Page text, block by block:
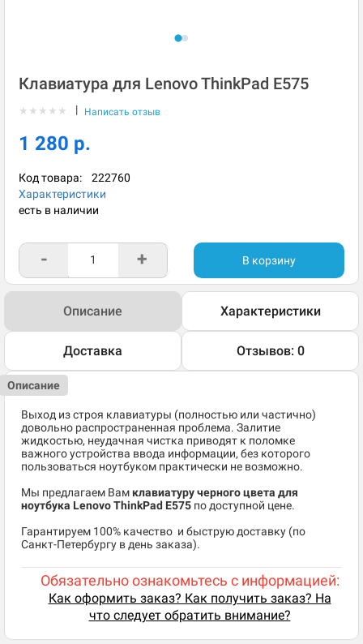
Клавиатура для Lenovo ThinkPad E575
★ ★ ★ ★ ★ | Написать отзыв
1 280 р.
Код товара: 222760
Характеристики
есть в наличии
- + В корзину
Описание Характеристики
Доставка Отзывов: 0
Описание
Выход из строя клавиатуры (полностью или частично)
довольно распространенная проблема. Залитие
жидкостью, неудачная чистка приводят к поломке
важного устройства ввода информации, без которого
пользоваться ноутбуком практически не возможно.
Мы предлагаем Вам клавиатуру черного цвета для
ноутбука Lenovo ThinkPad E575 по доступной цене.
​Гарантируем 100% качество и быструю доставку (по
Санкт-Петербургу в день заказа).
Обязательно ознакомьтесь с информацией:
Как оформить заказ? Как получить заказ? На
что следует обратить внимание?